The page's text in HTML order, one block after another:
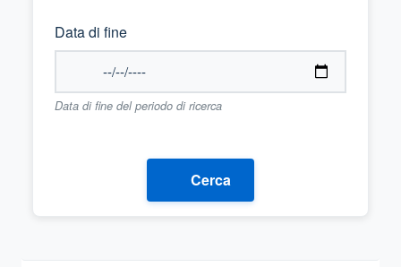
Data di fine
Data di fine del periodo di ricerca
Cerca